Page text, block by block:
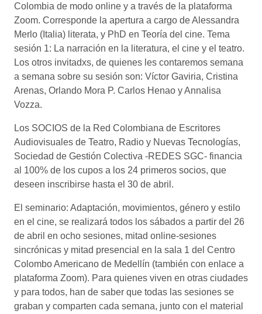
Colombia de modo online y a través de la plataforma
Zoom. Corresponde la apertura a cargo de Alessandra
Merlo (Italia) literata, y PhD en Teoría del cine. Tema
sesión 1: La narración en la literatura, el cine y el teatro.
Los otros invitadxs, de quienes les contaremos semana
a semana sobre su sesión son: Víctor Gaviria, Cristina
Arenas, Orlando Mora P. Carlos Henao y Annalisa
Vozza.
Los SOCIOS de la Red Colombiana de Escritores
Audiovisuales de Teatro, Radio y Nuevas Tecnologías,
Sociedad de Gestión Colectiva -REDES SGC- financia
al 100% de los cupos a los 24 primeros socios, que
deseen inscribirse hasta el 30 de abril.
El seminario: Adaptación, movimientos, género y estilo
en el cine, se realizará todos los sábados a partir del 26
de abril en ocho sesiones, mitad online-sesiones
sincrónicas y mitad presencial en la sala 1 del Centro
Colombo Americano de Medellín (también con enlace a
plataforma Zoom). Para quienes viven en otras ciudades
y para todos, han de saber que todas las sesiones se
graban y comparten cada semana, junto con el material